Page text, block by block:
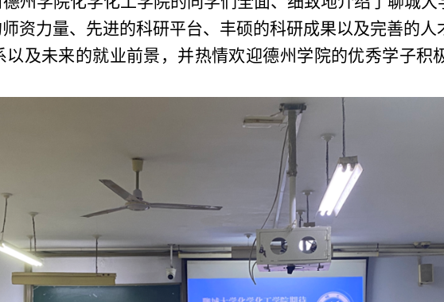
资力量、先进的科研平台、丰硕的科研成果以及完善的
及未来的就业前景，并热情欢迎德州学院的优秀学子积